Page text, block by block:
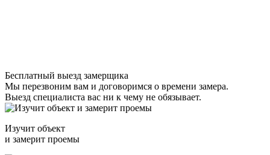
Бесплатный выезд замерщика
Мы перезвоним вам и договоримся о времени замера.
Выезд специалиста вас ни к чему не обязывает.
Изучит объект
и замерит проемы